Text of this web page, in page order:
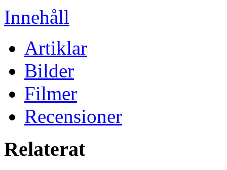
Innehåll
Artiklar
Bilder
Filmer
Recensioner
Relaterat